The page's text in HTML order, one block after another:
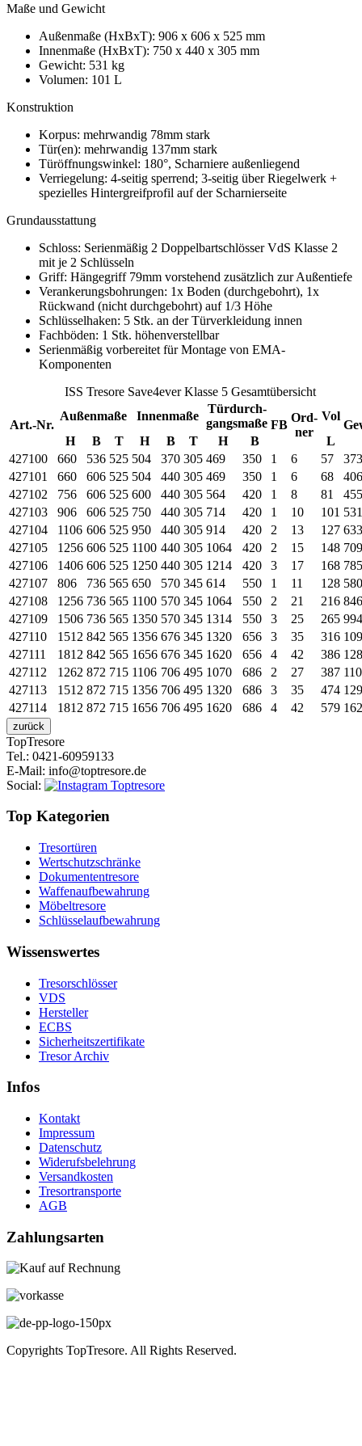
Maße und Gewicht
Außenmaße (HxBxT): 906 x 606 x 525 mm
Innenmaße (HxBxT): 750 x 440 x 305 mm
Gewicht: 531 kg
Volumen: 101 L
Konstruktion
Korpus: mehrwandig 78mm stark
Tür(en): mehrwandig 137mm stark
Türöffnungswinkel: 180°, Scharniere außenliegend
Verriegelung: 4-seitig sperrend; 3-seitig über Riegelwerk +
spezielles Hintergreifprofil auf der Scharnierseite
Grundausstattung
Schloss: Serienmäßig 2 Doppelbartschlösser VdS Klasse 2
mit je 2 Schlüsseln
Griff: Hängegriff 79mm vorstehend zusätzlich zur Außentiefe
Verankerungsbohrungen: 1x Boden (durchgebohrt), 1x
Rückwand (nicht durchgebohrt) auf 1/3 Höhe
Schlüsselhaken: 5 Stk. an der Türverkleidung innen
Fachböden: 1 Stk. höhenverstellbar
Serienmäßig vorbereitet für Montage von EMA-
Komponenten
ISS Tresore Save4ever Klasse 5 Gesamtübersicht
Art.-Nr.
Außenmaße Innenmaße
Türdurch-
gangsmaße FB
Ord-
ner
Vol
H
B T H B T H B
L
427100
660 536 525 504 370 305 469 350 1 6 57
373
427101
660 606 525 504 440 305 469 350 1 6 68
406
427102
756 606 525 600 440 305 564 420 1 8 81
455
427103
906 606 525 750 440 305 714 420 1 10 101 531
427104
1106 606 525 950 440 305 914 420 2 13 127 633
427105
1256 606 525 1100 440 305 1064 420 2 15 148 709
427106
1406 606 525 1250 440 305 1214 420 3 17 168 785
427107
806 736 565 650 570 345 614 550 1 11 128 580
427108
1256 736 565 1100 570 345 1064 550 2 21 216 846
427109
1506 736 565 1350 570 345 1314 550 3 25 265 994
427110
1512 842 565 1356 676 345 1320 656 3 35 316
427111
1812 842 565 1656 676 345 1620 656 4 42 386
427112
1262 872 715 1106 706 495 1070 686 2 27 387
427113
1512 872 715 1356 706 495 1320 686 3 35 474
427114
1812 872 715 1656 706 495 1620 686 4 42 579
TopTresore
Tel.: 0421-60959133
E-Mail: info@toptresore.de
Social:
Top Kategorien
Tresortüren
Wertschutzschränke
Dokumententresore
Waffenaufbewahrung
Möbeltresore
Schlüsselaufbewahrung
Wissenswertes
Tresorschlösser
VDS
Hersteller
ECBS
Sicherheitszertifikate
Tresor Archiv
Infos
Kontakt
Impressum
Datenschutz
Widerufsbelehrung
Versandkosten
Tresortransporte
AGB
Zahlungsarten
Copyrights TopTresore. All Rights Reserved.